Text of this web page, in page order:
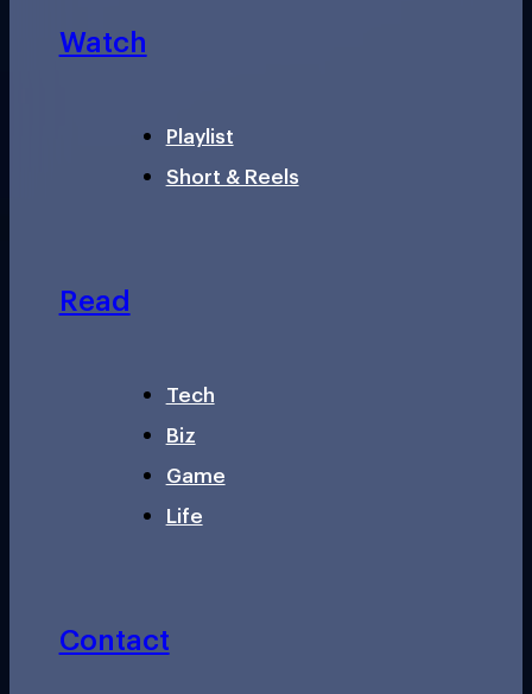
Watch
Playlist
Short & Reels
Read
Tech
Biz
Game
Life
Contact